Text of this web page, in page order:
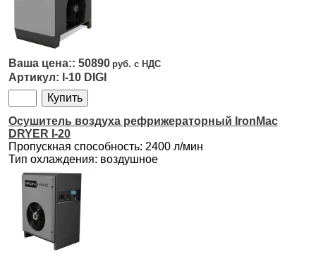
50890
I-10 DIGI
Осушитель воздуха рефрижераторный IronMac
DRYER I-20
Пропускная способность: 2400 л/мин
Тип охлаждения: воздушное